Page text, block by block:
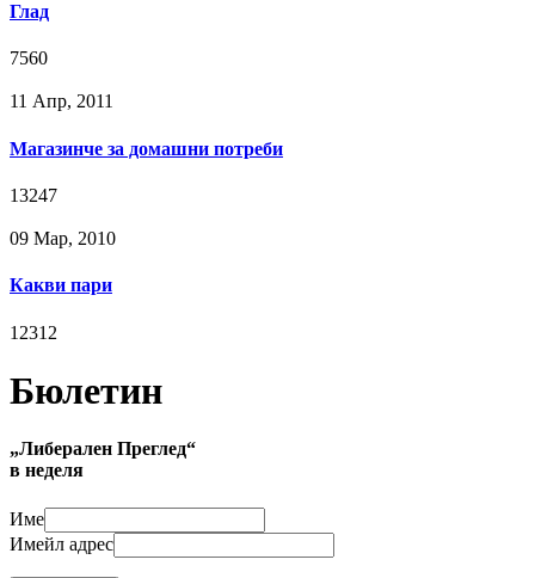
Глад
7560
11 Апр, 2011
Магазинче за домашни потреби
13247
09 Мар, 2010
Какви пари
12312
Бюлетин
„Либерален Преглед“
в неделя
Име
Имейл адрес